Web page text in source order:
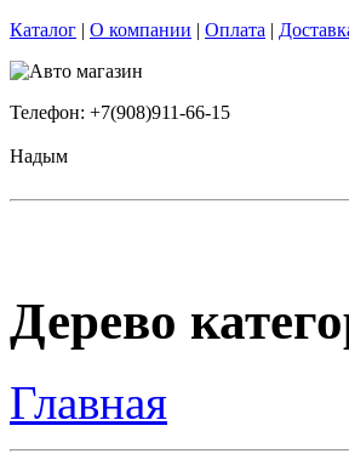
Каталог | О компании | Оплата |
Телефон: +7(908)911-66-15
Надым
Дерево
Главная